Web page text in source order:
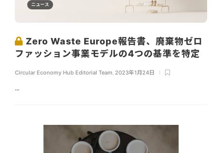
ニュース
Zero Waste Europe報告書、廃棄物ゼロ
ファッション事業モデルの4つの基準を特定
Circular Economy Hub Editorial Team, 2023年1月24日
...